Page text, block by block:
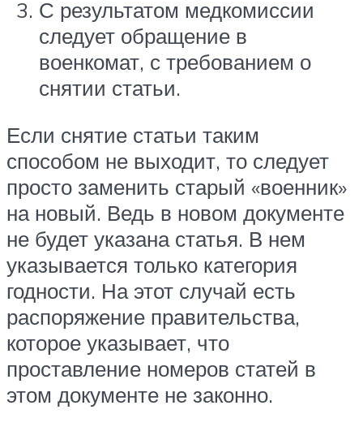
С результатом медкомиссии
следует обращение в
военкомат, с требованием о
снятии статьи.
Если снятие статьи таким
способом не выходит, то следует
просто заменить старый «военник»
на новый. Ведь в новом документе
не будет указана статья. В нем
указывается только категория
годности. На этот случай есть
распоряжение правительства,
которое указывает, что
проставление номеров статей в
этом документе не законно.